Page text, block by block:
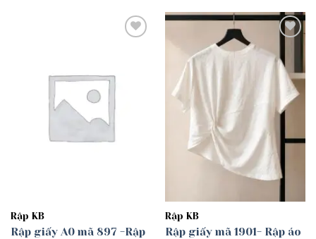
Rập KB
Rập giấy A0 mã 897 -Rập
wishlist
Rập KB
Rập giấy mã 1901- Rập áo